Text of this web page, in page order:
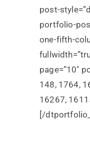
post-
portfolio-
one-fifth-
page=”10″
148, 1764,
16267,
[/